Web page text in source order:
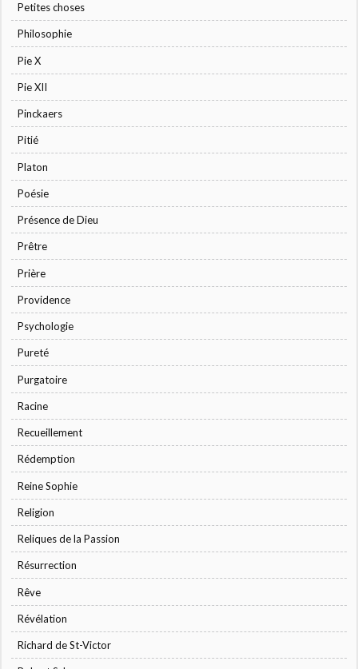
Petites choses
Philosophie
Pie X
Pie XII
Pinckaers
Pitié
Platon
Poésie
Présence de Dieu
Prêtre
Prière
Providence
Psychologie
Pureté
Purgatoire
Racine
Recueillement
Rédemption
Reine Sophie
Religion
Reliques de la Passion
Résurrection
Rêve
Révélation
Richard de St-Victor